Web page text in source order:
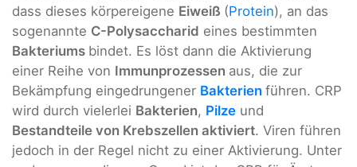
dass dieses körpereigene Eiweiß (Protein), an das
sogenannte C-Polysaccharid eines bestimmten
Bakteriums bindet. Es löst dann die Aktivierung
einer Reihe von Immunprozessen aus, die zur
Bekämpfung eingedrungener Bakterien führen. CRP
wird durch vielerlei Bakterien, Pilze und
Bestandteile von Krebszellen aktiviert. Viren führen
jedoch in der Regel nicht zu einer Aktivierung. Unter